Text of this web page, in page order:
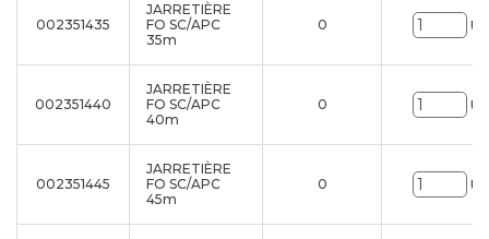
002351435
JARRETIÈRE
FO SC/APC
35m
0
002351440
JARRETIÈRE
FO SC/APC
40m
0
002351445
JARRETIÈRE
FO SC/APC
45m
0